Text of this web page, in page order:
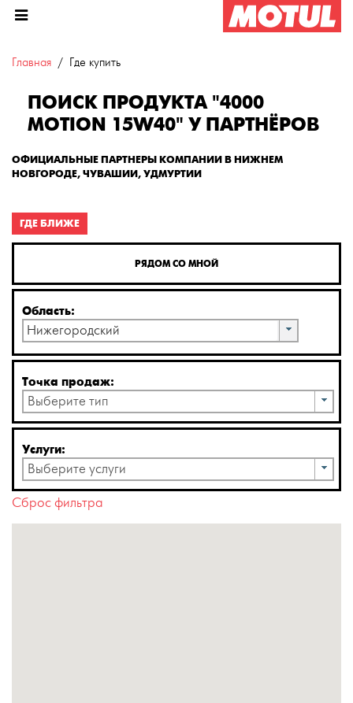
Главная Где купить
ПОИСК ПРОДУКТА "4000
MOTION 15W40" У ПАРТНЁРОВ
ОФИЦИАЛЬНЫЕ ПАРТНЕРЫ КОМПАНИИ В НИЖНЕМ
НОВГОРОДЕ, ЧУВАШИИ, УДМУРТИИ
ГДЕ БЛИЖЕ
РЯДОМ СО МНОЙ
Область:
Нижегородский
Точка продаж:
Выберите тип
Услуги:
Выберите услуги
Сброс фильтра